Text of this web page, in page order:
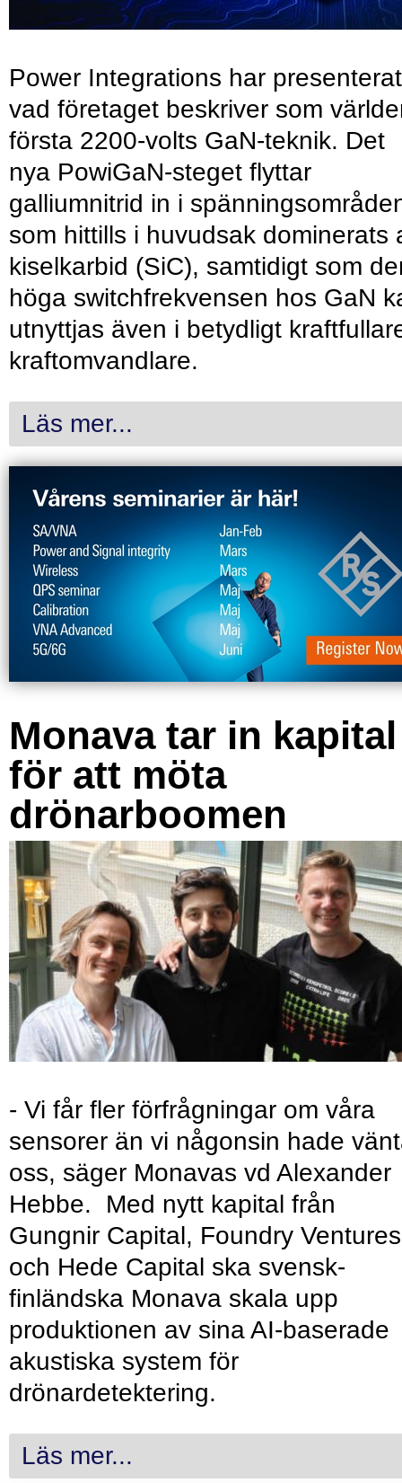
Power Integrations har presenterat
vad företaget beskriver som
första 2200-volts GaN-teknik. Det
nya PowiGaN-steget flyttar
galliumnitrid in i
som hittills i huvudsak dominerats
kiselkarbid (SiC), samtidigt som
höga switchfrekvensen hos GaN
utnyttjas även i betydligt
kraftomvandlare.
Läs mer...
Monava tar in kapital
för att möta
drönarboomen
- Vi får fler förfrågningar om våra
sensorer än vi någonsin hade
oss, säger Monavas vd Alexander
Hebbe. Med nytt kapital från
Gungnir Capital, Foundry Ventures
och Hede Capital ska svensk-
finländska Monava skala upp
produktionen av sina AI-baserade
akustiska system för
drönardetektering.
Läs mer...